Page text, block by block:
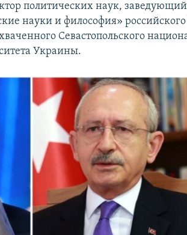
политических наук, заведующий
науки и философия»
Севастопольского
Украины.